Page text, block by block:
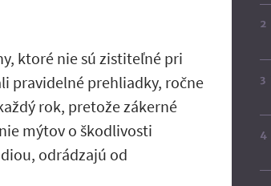
ktoré nie sú zistiteľné pri
pravidelné prehliadky, ročne
rok, pretože zákerné
mýtov o škodlivosti
odrádzajú od